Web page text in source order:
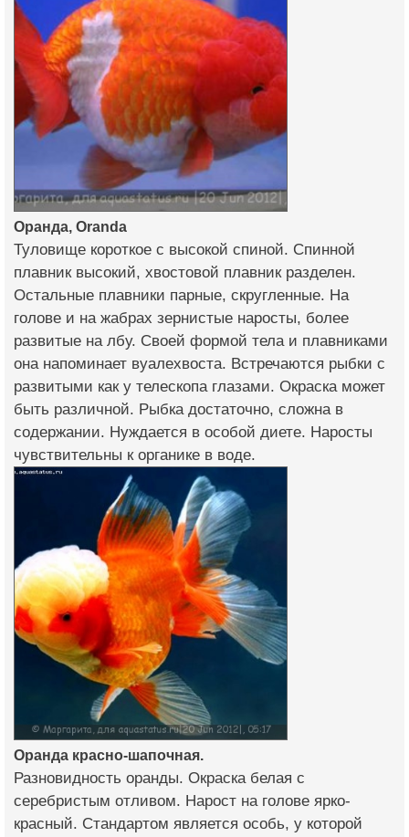
Оранда, Oranda
Туловище короткое с высокой спиной. Спинной
плавник высокий, хвостовой плавник разделен.
Остальные плавники парные, скругленные. На
голове и на жабрах зернистые наросты, более
развитые на лбу. Своей формой тела и плавниками
она напоминает вуалехвоста. Встречаются рыбки с
развитыми как у телескопа глазами. Окраска может
быть различной. Рыбка достаточно, сложна в
содержании. Нуждается в особой диете. Наросты
чувствительны к органике в воде.
Оранда красно-шапочная.
Разновидность оранды. Окраска белая с
серебристым отливом. Нарост на голове ярко-
красный. Стандартом является особь, у которой